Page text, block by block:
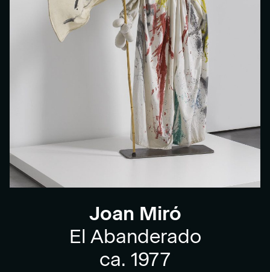
Joan Miró
El Abanderado
ca. 1977